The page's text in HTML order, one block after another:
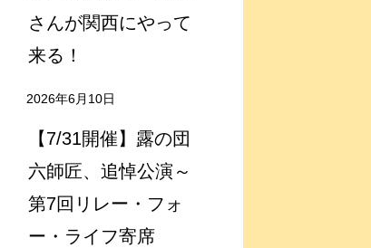
さんが関西にやって
来る！
2026年6月10日
【7/31開催】露の団
六師匠、追悼公演～
第7回リレー・フォ
ー・ライフ寄席